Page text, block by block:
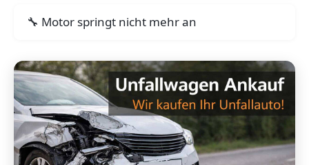
Motor springt nicht mehr an